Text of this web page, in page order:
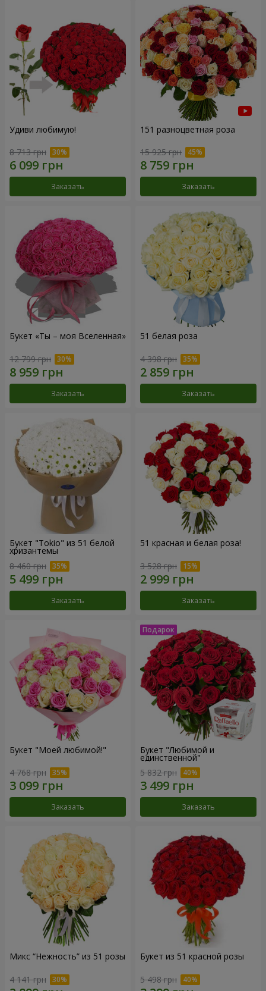
Удиви любимую!
8 713 грн
Заказать
151 разноцветная роза
15 925 грн
Заказать
Букет «Ты – моя Вселенная»
12 799 грн
Заказать
51 белая роза
4 398 грн
Заказать
Букет "Tokio" из 51 белой
хризантемы
8 460 грн
Заказать
51 красная и белая роза!
3 528 грн
Заказать
Букет "Моей любимой!"
4 768 грн
Заказать
Букет "Любимой и
единственной"
5 832 грн
Заказать
Микс “Нежность” из 51 розы
4 141 грн
Букет из 51 красной розы
5 498 грн